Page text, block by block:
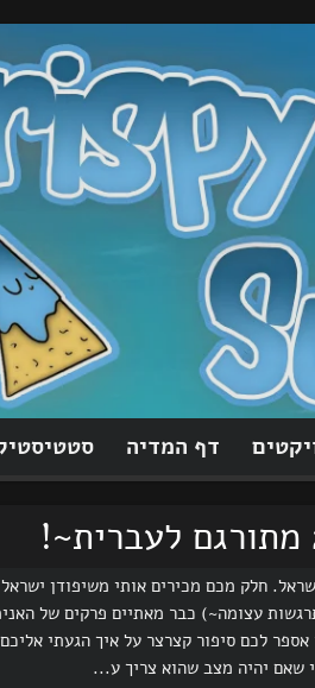
דף המדיה
טייל! (איזו התרגשות עצומה~) כבר מאתיים
שאם יהיה מצב שהוא צריך ע...